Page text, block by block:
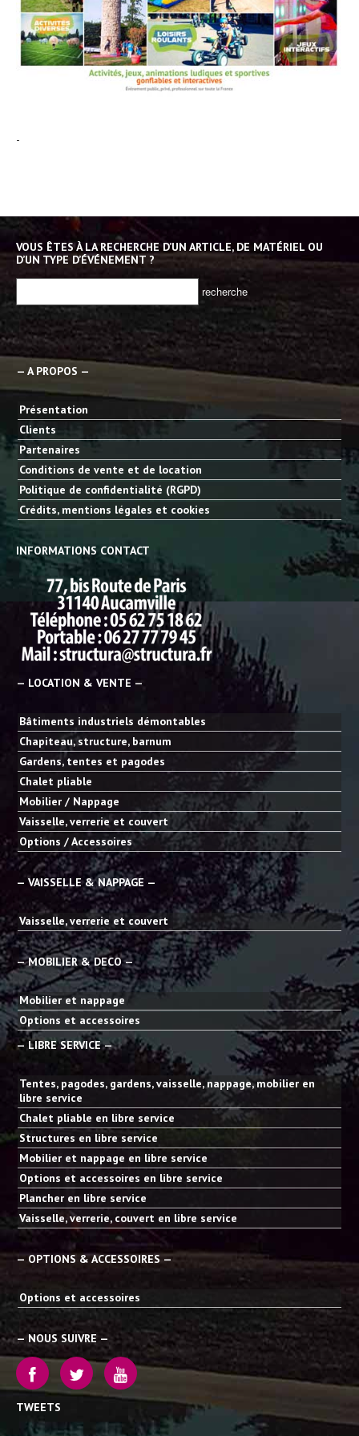
-
VOUS ÊTES À LA RECHERCHE D’UN ARTICLE, DE MATÉRIEL OU
D’UN TYPE D’ÉVÉNEMENT ?
— A PROPOS —
Présentation
Clients
Partenaires
Conditions de vente et de location
Politique de confidentialité (RGPD)
Crédits, mentions légales et cookies
INFORMATIONS CONTACT
— LOCATION & VENTE —
Bâtiments industriels démontables
Chapiteau, structure, barnum
Gardens, tentes et pagodes
Chalet pliable
Mobilier / Nappage
Vaisselle, verrerie et couvert
Options / Accessoires
— VAISSELLE & NAPPAGE —
Vaisselle, verrerie et couvert
— MOBILIER & DECO —
Mobilier et nappage
Options et accessoires
— LIBRE SERVICE —
Tentes, pagodes, gardens, vaisselle, nappage, mobilier en
libre service
Chalet pliable en libre service
Structures en libre service
Mobilier et nappage en libre service
Options et accessoires en libre service
Plancher en libre service
Vaisselle, verrerie, couvert en libre service
— OPTIONS & ACCESSOIRES —
Options et accessoires
— NOUS SUIVRE —
TWEETS